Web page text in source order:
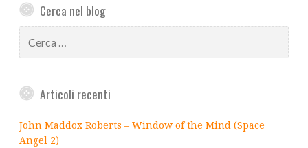
Cerca nel blog
per:
Articoli recenti
John Maddox Roberts – Window of the Mind (Space
Angel 2)